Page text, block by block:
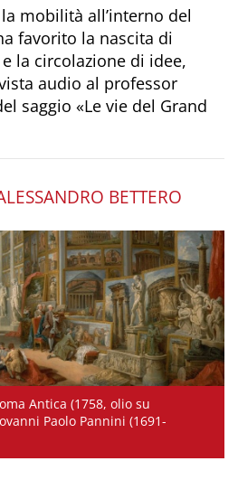
mobilità all’interno del
favorito la nascita di
la circolazione di idee,
audio al professor
saggio «Le vie del Grand
BETTERO
Antica (1758, olio su
Paolo Pannini (1691-